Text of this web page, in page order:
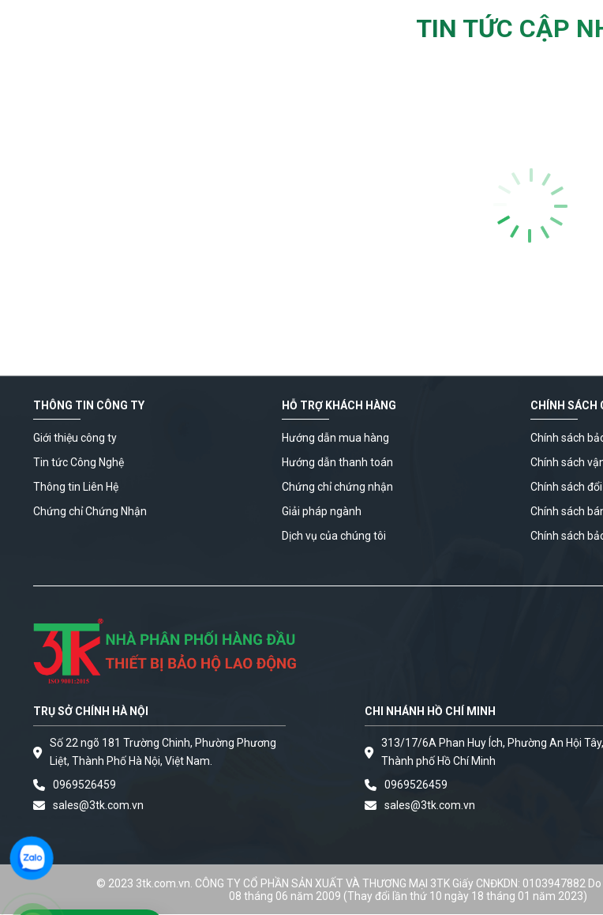
TIN TỨC CẬP
THÔNG TIN CÔNG TY
Giới thiệu công ty
Tin tức Công Nghệ
Thông tin Liên Hệ
Chứng chỉ Chứng Nhận
HỖ TRỢ KHÁCH HÀNG
Hướng dẫn mua hàng
Hướng dẫn thanh toán
Chứng chỉ chứng nhận
Giải pháp ngành
Dịch vụ của chúng tôi
CHÍNH SÁCH
Chính sách
Chính sách
Chính sách
Chính sách
Chính sách
TRỤ SỞ CHÍNH HÀ NỘI
Số 22 ngõ 181 Trường Chinh, Phường Phương
Liệt, Thành Phố Hà Nội, Việt Nam.
0969526459
sales@3tk.com.vn
CHI NHÁNH HỒ CHÍ MINH
313/17/6A Phan Huy Ích, Phường An Hội Tây,
Thành phố Hồ Chí Minh
0969526459
sales@3tk.com.vn
© 2023 3tk.com.vn. CÔNG TY CỔ PHẦN SẢN XUẤT VÀ THƯƠNG MẠI 3TK Giấy CNĐKDN: 0103947882
08 tháng 06 năm 2009 (Thay đổi lần thứ 10 ngày 18 tháng 01 năm 2023)